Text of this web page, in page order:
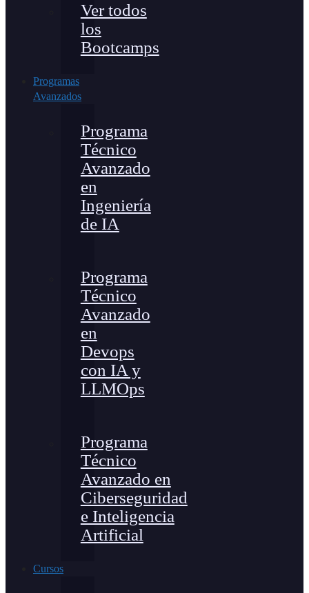
Ver todos
los
Bootcamps
Programas
Avanzados
Programa
Técnico
Avanzado
en
Ingeniería
de IA
Programa
Técnico
Avanzado
en
Devops
con IA y
LLMOps
Programa
Técnico
Avanzado en
Ciberseguridad
e Inteligencia
Artificial
Cursos